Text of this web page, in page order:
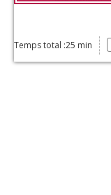
Temps total :25 min